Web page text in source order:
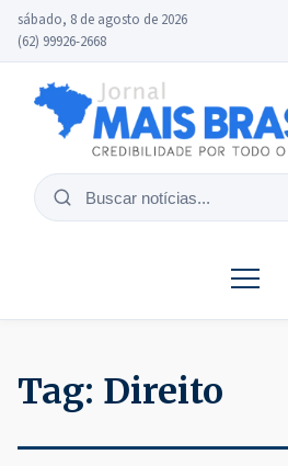
sábado, 8 de agosto de 2026
(62) 99926-2668
Buscar
Tag: Direito